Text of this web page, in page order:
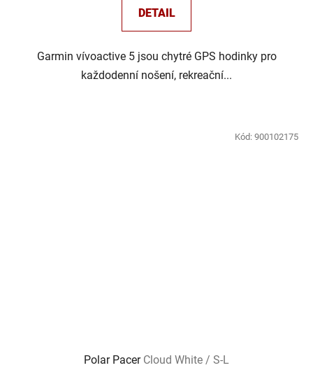
DETAIL
Garmin vívoactive 5 jsou chytré GPS hodinky pro
každodenní nošení, rekreační...
Polar Pacer Cloud White / S-L
Kód: 900102175